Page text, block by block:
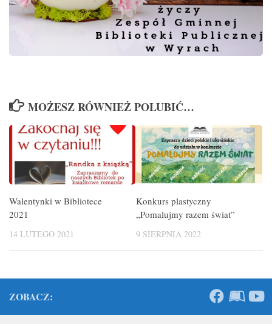
MOŻESZ RÓWNIEŻ POLUBIĆ…
Walentynki w Bibliotece
2021
14 LUTEGO 2021
Konkurs plastyczny
„Pomalujmy razem świat”
9 SIERPNIA 2022
ZOBACZ: